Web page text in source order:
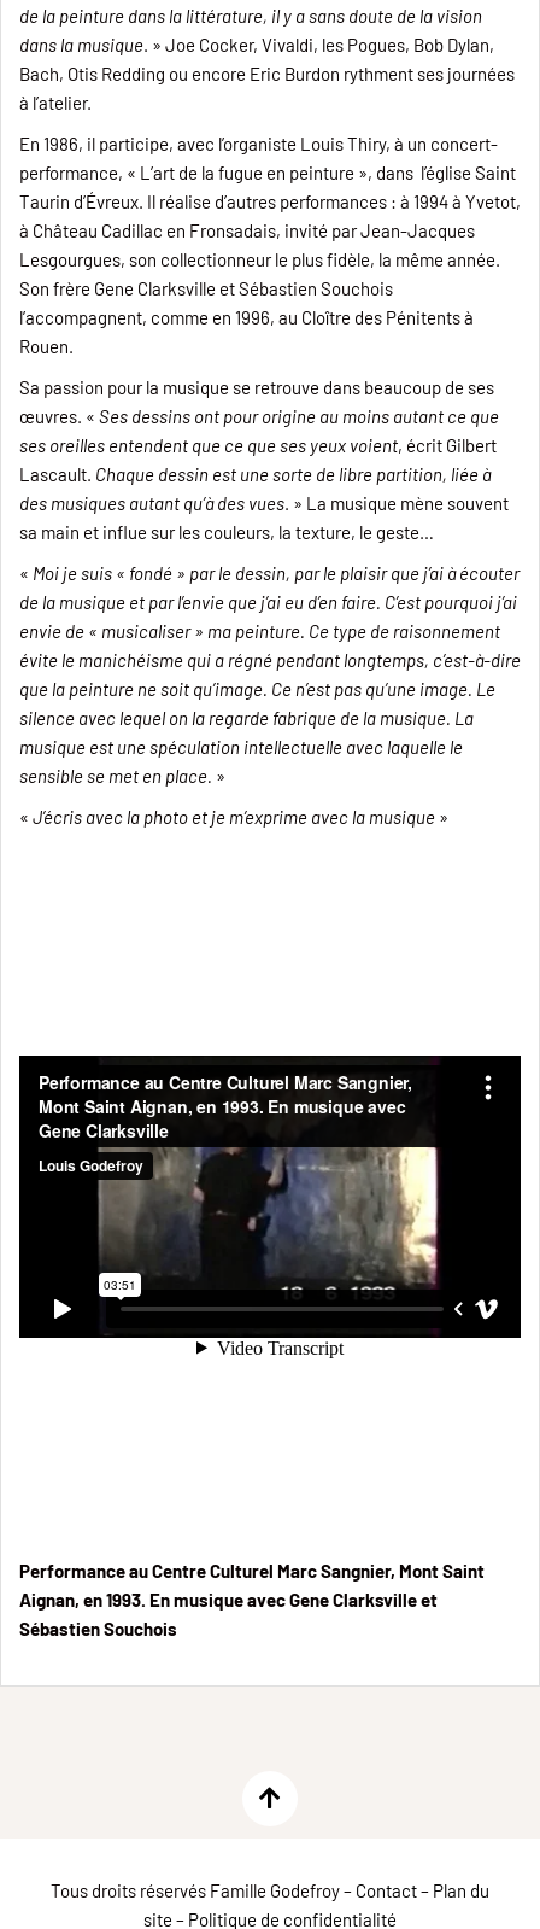
de la peinture dans la littérature, il y a sans doute de la vision
dans la musique. » Joe Cocker, Vivaldi, les Pogues, Bob Dylan,
Bach, Otis Redding ou encore Eric Burdon rythment ses journées
à l’atelier.
En 1986, il participe, avec l’organiste Louis Thiry, à un concert-
performance, « L’art de la fugue en peinture », dans l’église Saint
Taurin d’Évreux. Il réalise d’autres performances : à 1994 à Yvetot,
à Château Cadillac en Fronsadais, invité par Jean-Jacques
Lesgourgues, son collectionneur le plus fidèle, la même année.
Son frère Gene Clarksville et Sébastien Souchois
l’accompagnent, comme en 1996, au Cloître des Pénitents à
Rouen.
Sa passion pour la musique se retrouve dans beaucoup de ses
œuvres. « Ses dessins ont pour origine au moins autant ce que
ses oreilles entendent que ce que ses yeux voient, écrit Gilbert
Lascault. Chaque dessin est une sorte de libre partition, liée à
des musiques autant qu’à des vues. » La musique mène souvent
sa main et influe sur les couleurs, la texture, le geste…
« Moi je suis « fondé » par le dessin, par le plaisir que j’ai à écouter
de la musique et par l’envie que j’ai eu d’en faire. C’est pourquoi j’ai
envie de « musicaliser » ma peinture. Ce type de raisonnement
évite le manichéisme qui a régné pendant longtemps, c’est-à-dire
que la peinture ne soit qu’image. Ce n’est pas qu’une image. Le
silence avec lequel on la regarde fabrique de la musique. La
musique est une spéculation intellectuelle avec laquelle le
sensible se met en place. »
« J’écris avec la photo et je m’exprime avec la musique »
Performance au Centre Culturel Marc Sangnier, Mont Saint
Aignan, en 1993. En musique avec Gene Clarksville et
Sébastien Souchois
Tous droits réservés Famille Godefroy – Contact– Plan du
site – Politique de confidentialité